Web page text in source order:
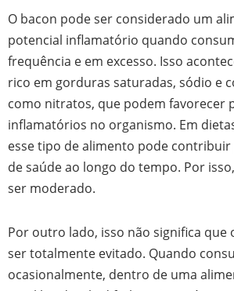
O bacon pode ser considerado um
potencial inflamatório quando
frequência e em excesso. Isso
rico em gorduras saturadas, sódio e
como nitratos, que podem favorecer
inflamatórios no organismo. Em
esse tipo de alimento pode
de saúde ao longo do tempo. Por
ser moderado.
Por outro lado, isso não significa que
ser totalmente evitado. Quando
ocasionalmente, dentro de uma